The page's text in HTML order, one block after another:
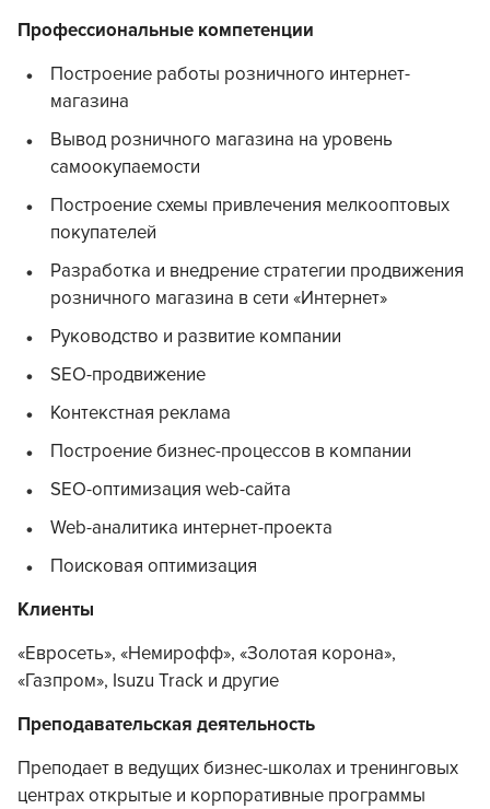
Профессиональные компетенции
Построение работы розничного интернет-
магазина
Вывод розничного магазина на уровень
самоокупаемости
Построение схемы привлечения мелкооптовых
покупателей
Разработка и внедрение стратегии продвижения
розничного магазина в сети «Интернет»
Руководство и развитие компании
SEO-продвижение
Контекстная реклама
Построение бизнес-процессов в компании
SEO-оптимизация web-сайта
Web-аналитика интернет-проекта
Поисковая оптимизация
Клиенты
«Евросеть», «Немирофф», «Золотая корона»,
«Газпром», Isuzu Track и другие
Преподавательская деятельность
Преподает в ведущих бизнес-школах и тренинговых
центрах открытые и корпоративные программы